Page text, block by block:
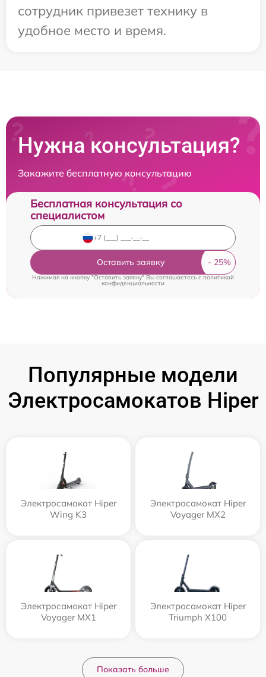
сотрудник привезет технику в
удобное место и время.
Нужна консультация?
Закажите бесплатную консультацию
Бесплатная консультация со
специалистом
Оставить заявку
Нажимая на кнопку "Оставить заявку" Вы соглашаетесь cполитикой
конфиденциальности
Популярные модели
Электросамокатов Hiper
Электросамокат Hiper
Wing K3
Электросамокат Hiper
Voyager MX2
Электросамокат Hiper
Voyager MX1
Электросамокат Hiper
Triumph X100
Показать больше